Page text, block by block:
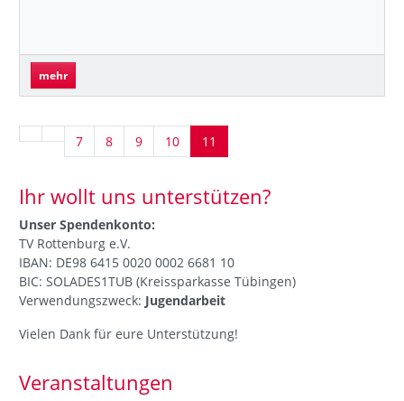
mehr
7 8 9 10 11
Ihr wollt uns unterstützen?
Unser Spendenkonto:
TV Rottenburg e.V.
IBAN: DE98 6415 0020 0002 6681 10
BIC: SOLADES1TUB (Kreissparkasse Tübingen)
Verwendungszweck: Jugendarbeit
Vielen Dank für eure Unterstützung!
Veranstaltungen